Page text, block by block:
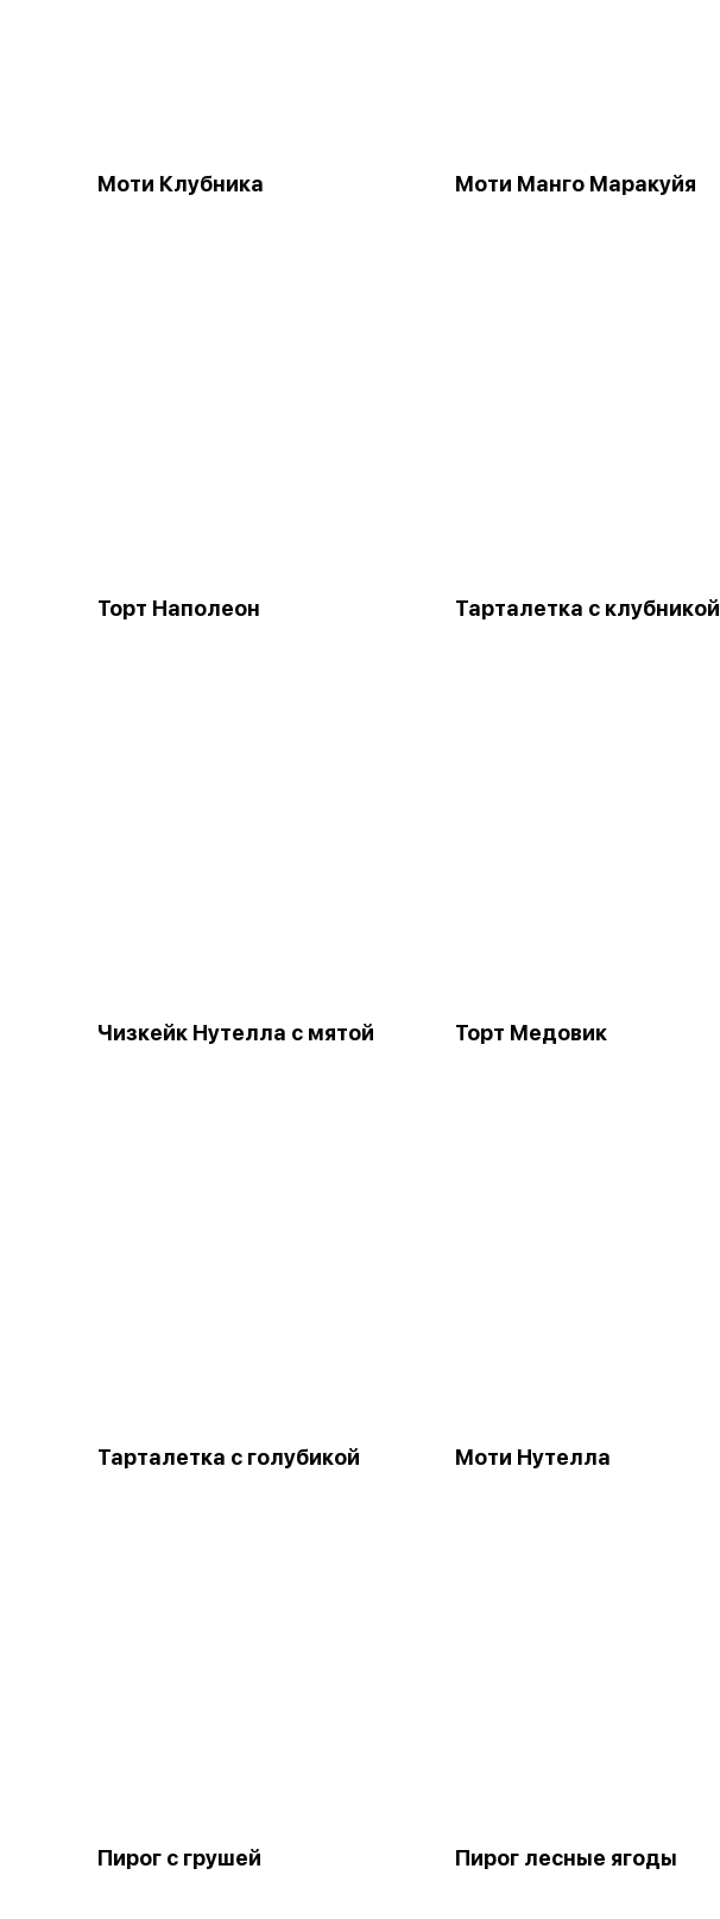
Моти Клубника Моти Манго Маракуйя
Торт Наполеон Тарталетка с клубникой
Чизкейк Нутелла с мятой Торт Медовик
Тарталетка с голубикой Моти Нутелла
Пирог с грушей Пирог лесные ягоды